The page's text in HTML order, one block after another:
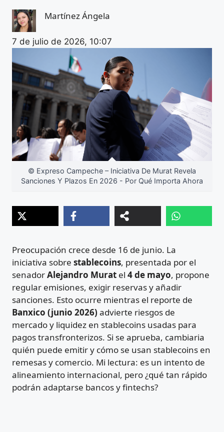
Martínez Ángela
7 de julio de 2026, 10:07
© Expreso Campeche – Iniciativa De Murat Revela
Sanciones Y Plazos En 2026 - Por Qué Importa Ahora
Preocupación crece desde 16 de junio. La
iniciativa sobre stablecoins, presentada por el
senadorAlejandro Murat el 4 de mayo, propone
regular emisiones, exigir reservas y añadir
sanciones. Esto ocurre mientras el reporte de
Banxico (junio 2026) advierte riesgos de
mercado y liquidez en stablecoins usadas para
pagos transfronterizos. Si se aprueba, cambiaria
quién puede emitir y cómo se usan stablecoins en
remesas y comercio. Mi lectura: es un intento de
alineamiento internacional, pero ¿qué tan rápido
podrán adaptarse bancos y fintechs?